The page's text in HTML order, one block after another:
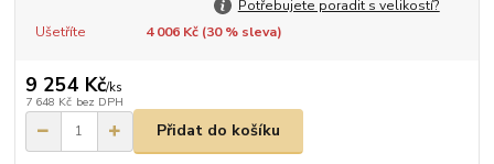
Potřebujete poradit s velikostí?
Ušetříte
4 006 Kč (30% sleva)
9 254 Kč/ks
7 648 Kč bez DPH
Přidat do košíku